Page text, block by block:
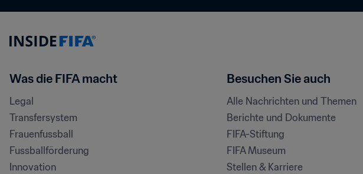
Was die FIFA macht
Legal
Transfersystem
Frauenfussball
Fussballförderung
Innovation
Besuchen Sie auch
Alle Nachrichten und Themen
Berichte und Dokumente
FIFA-Stiftung
FIFA Museum
Stellen & Karriere